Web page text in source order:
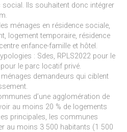
Ils souhaitent donc intégrer
ménages en résidence sociale,
logement temporaire, résidence
enfance-famille et hôtel.
: Sdes, RPLS2022 pour le
le parc locatif privé.
demandeurs qui ciblent
d’une agglomération de
au moins 20 % de logements
principales, les communes
au moins 3 500 habitants (1 500